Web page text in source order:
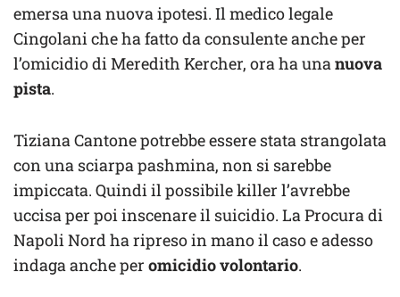
emersa una nuova ipotesi. Il medico legale
Cingolani che ha fatto da consulente anche per
l’omicidio di Meredith Kercher, ora ha una nuova
pista.
Tiziana Cantone potrebbe essere stata strangolata
con una sciarpa pashmina, non si sarebbe
impiccata. Quindi il possibile killer l’avrebbe
uccisa per poi inscenare il suicidio. La Procura di
Napoli Nord ha ripreso in mano il caso e adesso
indaga anche per omicidio volontario.